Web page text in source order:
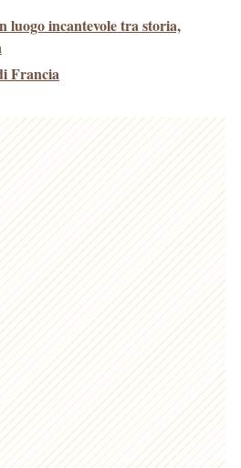
luogo incantevole tra storia,
Francia